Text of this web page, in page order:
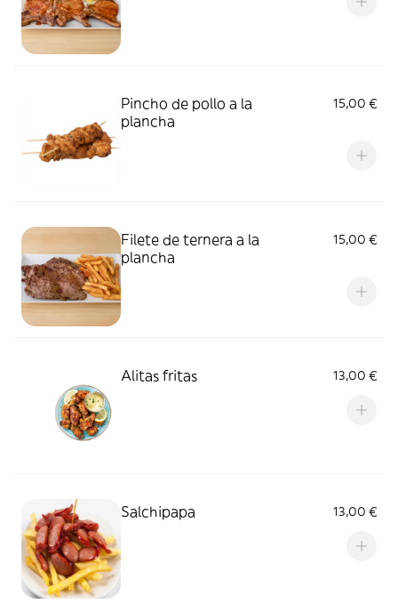
Pincho de pollo a la
plancha
15,00 €
Filete de ternera a la
plancha
15,00 €
Alitas fritas 13,00 €
Salchipapa 13,00 €